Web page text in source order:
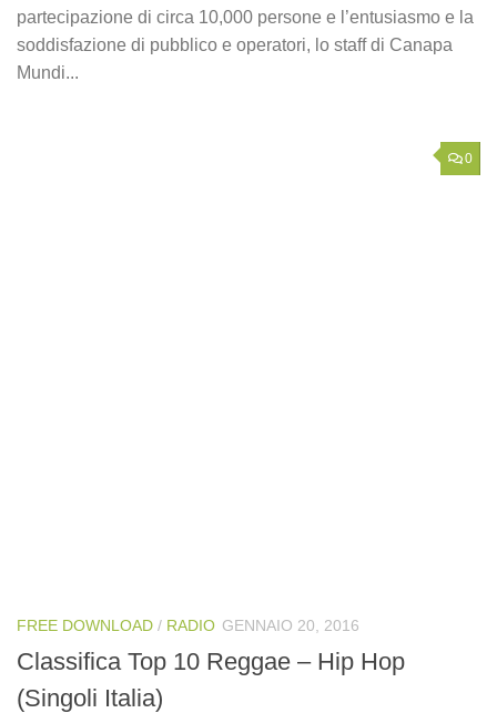
partecipazione di circa 10,000 persone e l’entusiasmo e la
soddisfazione di pubblico e operatori, lo staff di Canapa
Mundi...
0
FREE DOWNLOAD / RADIO GENNAIO 20, 2016
Classifica Top 10 Reggae – Hip Hop
(Singoli Italia)